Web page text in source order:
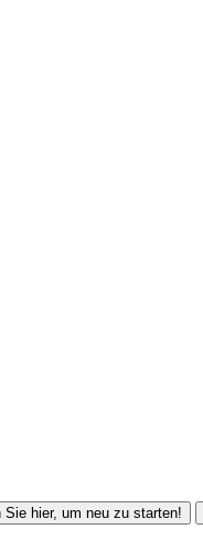
hier, um neu zu starten!